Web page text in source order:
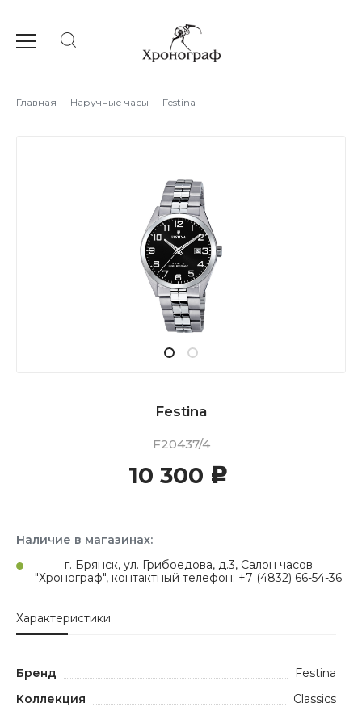
Главная - Наручные часы - Festina
Festina
F20437/4
10 300 c
Наличие в магазинах:
г. Брянск, ул. Грибоедова, д.3, Салон часов
"Хронограф", контактный телефон: +7 (4832) 66-54-36
Характеристики
Бренд
Festina
Коллекция
Classics